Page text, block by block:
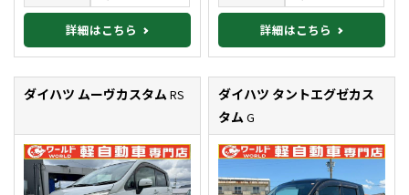
詳細はこちら 詳細はこちら
ダイハツ ムーヴカスタムRS
ダイハツ タントエグゼカス
タムG